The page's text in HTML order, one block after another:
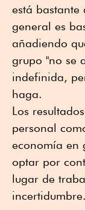
está
general es
añadiendo
grupo "no se
indefinida,
haga.
Los
personal
economía en
optar por
lugar de
incertidumbre.